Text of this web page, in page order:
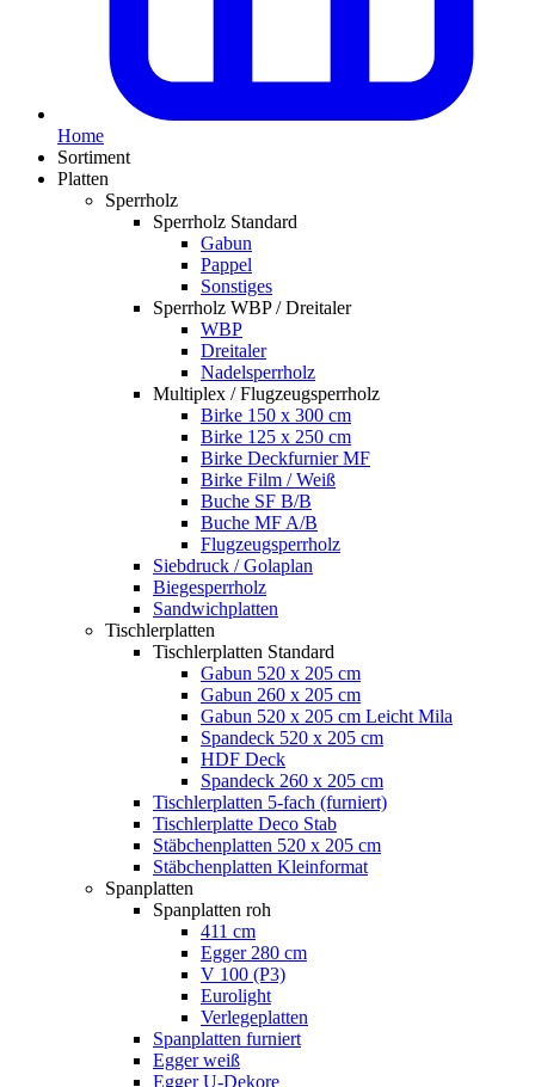
Home
Sortiment
Platten
Sperrholz
Sperrholz Standard
Gabun
Pappel
Sonstiges
Sperrholz WBP / Dreitaler
WBP
Dreitaler
Nadelsperrholz
Multiplex / Flugzeugsperrholz
Birke 150 x 300 cm
Birke 125 x 250 cm
Birke Deckfurnier MF
Birke Film / Weiß
Buche SF B/B
Buche MF A/B
Flugzeugsperrholz
Siebdruck / Golaplan
Biegesperrholz
Sandwichplatten
Tischlerplatten
Tischlerplatten Standard
Gabun 520 x 205 cm
Gabun 260 x 205 cm
Gabun 520 x 205 cm Leicht Mila
Spandeck 520 x 205 cm
HDF Deck
Spandeck 260 x 205 cm
Tischlerplatten 5-fach (furniert)
Tischlerplatte Deco Stab
Stäbchenplatten 520 x 205 cm
Stäbchenplatten Kleinformat
Spanplatten
Spanplatten roh
411 cm
Egger 280 cm
V 100 (P3)
Eurolight
Verlegeplatten
Spanplatten furniert
Egger weiß
Egger U-Dekore